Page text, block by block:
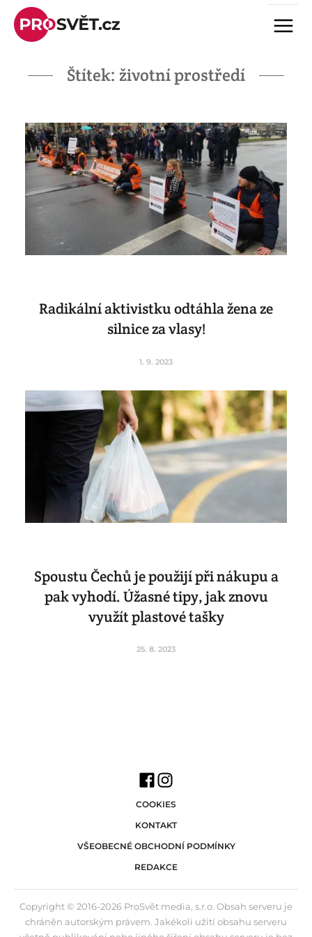
Skip
content
Menu
Štítek: životní prostředí
Radikální aktivistku odtáhla žena ze
silnice za vlasy!
1. 9. 2023
Spoustu Čechů je použijí při nákupu a
pak vyhodí. Úžasné tipy, jak znovu
využít plastové tašky
25. 8. 2023
COOKIES
KONTAKT
VŠEOBECNÉ OBCHODNÍ PODMÍNKY
REDAKCE
Copyright © 2016-2026 ProSvět media, s.r.o. Obsah serveru je
chráněn autorským právem. Jakékoli užití obsahu serveru